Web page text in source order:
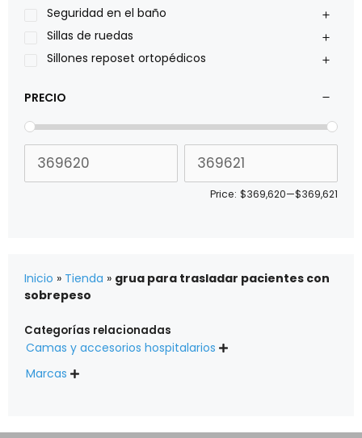
Stealth products
Xiehe Medical
Seguridad en el baño
Sillas de ruedas
Sillones reposet ortopédicos
PRECIO
Price: $369,620—$369,621
Inicio » Tienda » grua para trasladar pacientes con
sobrepeso
Categorías relacionadas
Camas y accesorios hospitalarios 
Marcas 